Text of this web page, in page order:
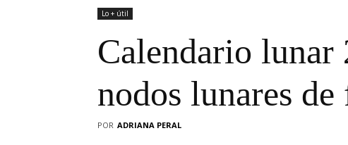
Lo + útil
Calendario lunar
nodos lunares
POR ADRIANA PERAL